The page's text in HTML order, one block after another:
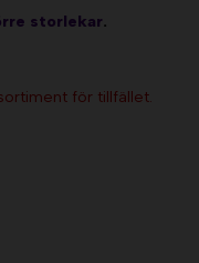
storlekar.
för tillfället.